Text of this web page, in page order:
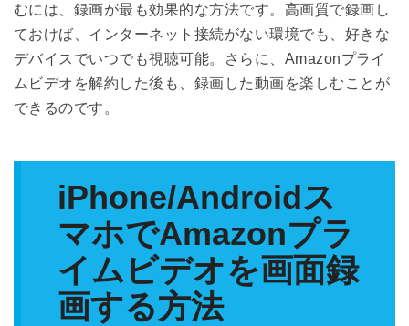
むには、録画が最も効果的な方法です。高画質で録画し
ておけば、インターネット接続がない環境でも、好きな
デバイスでいつでも視聴可能。さらに、Amazonプライ
ムビデオを解約した後も、録画した動画を楽しむことが
できるのです。
iPhone/Androidス
マホでAmazonプラ
イムビデオを画面録
画する方法